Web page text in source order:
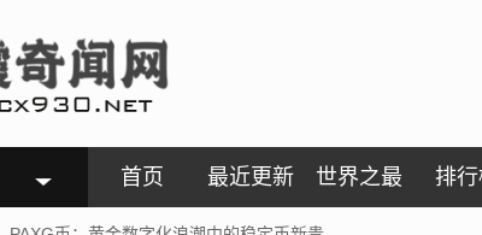
首页 最近更新 世界之最 排